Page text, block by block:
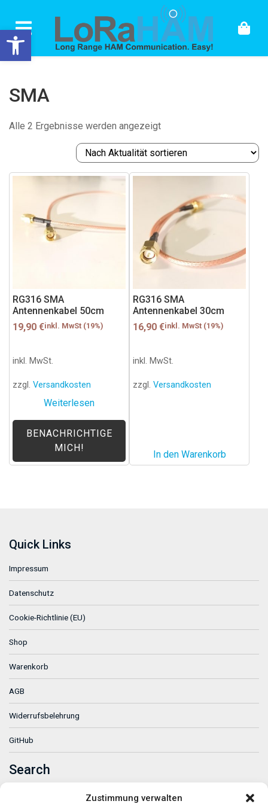
Werkzeugleiste öffnen
Zustimmung verwalten
SMA
Alle 2 Ergebnisse werden angezeigtNach
sortiert
RG316 SMA
Antennenkabel 50cm
19,90 €inkl. MwSt (19%)
inkl. MwSt.
zzgl. Versandkosten
Weiterlesen
BENACHRICHTIGE
MICH!
RG316 SMA
Antennenkabel 30cm
16,90 €inkl. MwSt (19%)
inkl. MwSt.
zzgl. Versandkosten
In den Warenkorb
Quick Links
Impressum
Datenschutz
Cookie-Richtlinie (EU)
Shop
Warenkorb
AGB
Widerrufsbelehrung
GitHub
Search